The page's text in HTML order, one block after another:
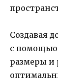
Создавая
с помощью
размеры и